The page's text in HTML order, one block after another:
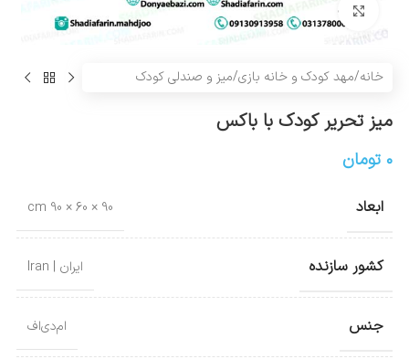
بزرگنمایی تصویر
خانه/مهد کودک و خانه بازی/میز و صندلی کودک
میز تحریر کودک با باکس
۰ تومان
ابعاد 90 × 60 × 90 cm
کشور سازنده ایران | Iran
جنس ام‌دی‌اف